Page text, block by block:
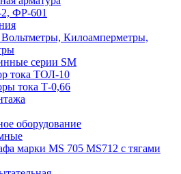
ФР-601
Килоамперметры,
серии SM
тока ТОЛ-10
тока Т-0,66
оборудование
марки MS 705 MS712 с тягами